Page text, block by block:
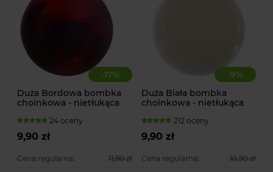
-17%
Duża Bordowa bombka
choinkowa - nietłukąca
24 oceny
9,90 zł
Cena regularna: 11,90 zł
-9%
Duża Biała bombka
choinkowa - nietłukąca
212 oceny
9,90 zł
Cena regularna: 10,90 zł